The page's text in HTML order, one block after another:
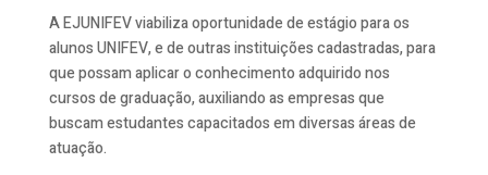
A EJUNIFEV viabiliza oportunidade de estágio para os
alunos UNIFEV, e de outras instituições cadastradas, para
que possam aplicar o conhecimento adquirido nos
cursos de graduação, auxiliando as empresas que
buscam estudantes capacitados em diversas áreas de
atuação.